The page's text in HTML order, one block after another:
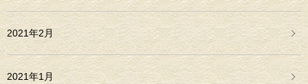
2021年2月
2021年1月